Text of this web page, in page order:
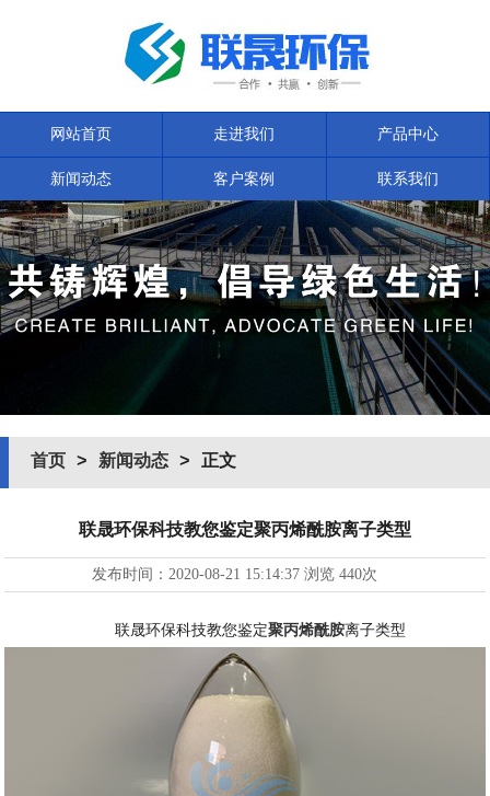
网站首页 走进我们 产品中心
新闻动态 客户案例 联系我们
首页 > 新闻动态 > 正文
联晟环保科技教您鉴定聚丙烯酰胺离子类型
发布时间：2020-08-21 15:14:37浏览440次
联晟环保科技教您鉴定聚丙烯酰胺离子类型